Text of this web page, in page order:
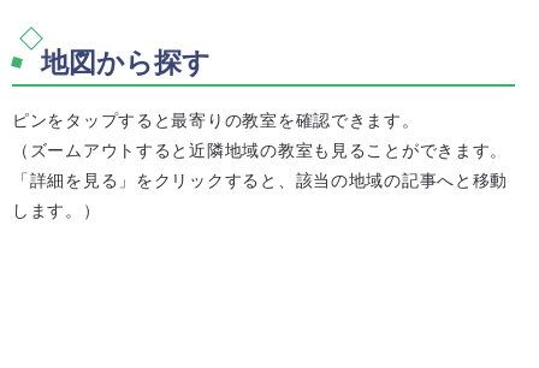
地図から探す
ピンをタップすると最寄りの教室を確認できます。
（ズームアウトすると近隣地域の教室も見ることができます。
「詳細を見る」をクリックすると、該当の地域の記事へと移動
します。）